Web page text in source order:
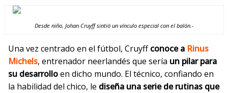
Desde niño, Johan Cruyff sintió un vínculo especial con el balón.-
Una vez centrado en el fútbol, Cruyffconoce a Rinus
Michels, entrenador neerlandés que sería un pilar para
su desarrolloen dicho mundo. El técnico, confiando en
la habilidad del chico, le diseña una serie de rutinas que